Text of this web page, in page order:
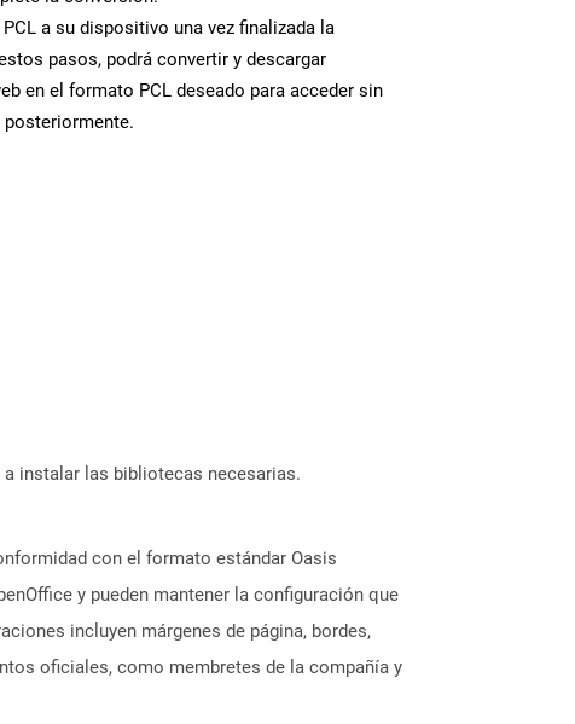
a su dispositivo una vez finalizada la
pasos, podrá convertir y descargar
en el formato PCL deseado para acceder sin
instalar las bibliotecas necesarias.
con el formato estándar Oasis
y pueden mantener la configuración que
incluyen márgenes de página, bordes,
oficiales, como membretes de la compañía y